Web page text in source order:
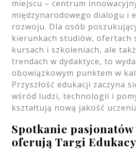
miejscu – centrum
międzynarodowego dialogu i
rozwoju. Dla osób
kierunkach studiów, ofertach
kursach i szkoleniach, ale
trendach w dydaktyce, to
obowiązkowym punktem w
Przyszłość edukacji zaczyna
wśród ludzi, technologii i
kształtują nową jakość
Spotkanie
oferują Targi